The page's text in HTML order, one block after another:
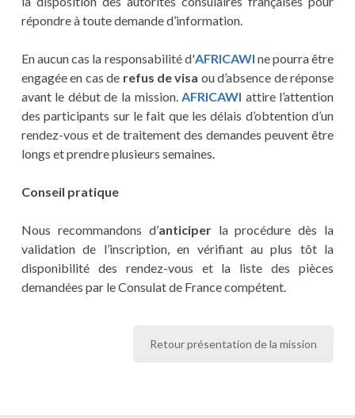
répondre à toute demande d’information.
En aucun cas la responsabilité d'AFRICAWI ne pourra être
engagée en cas de refus de visa ou d’absence de réponse
avant le début de la mission.AFRICAWI attire l’attention
des participants sur le fait que les délais d’obtention d’un
rendez-vous et de traitement des demandes peuvent être
longs et prendre plusieurs semaines.
Conseil pratique
Nous recommandons d’anticiperla procédure dès la
validation de l’inscription, en vérifiant au plus tôt la
disponibilité des rendez-vous et la liste des pièces
demandées par le Consulat de France compétent.
Retour présentation de la mission